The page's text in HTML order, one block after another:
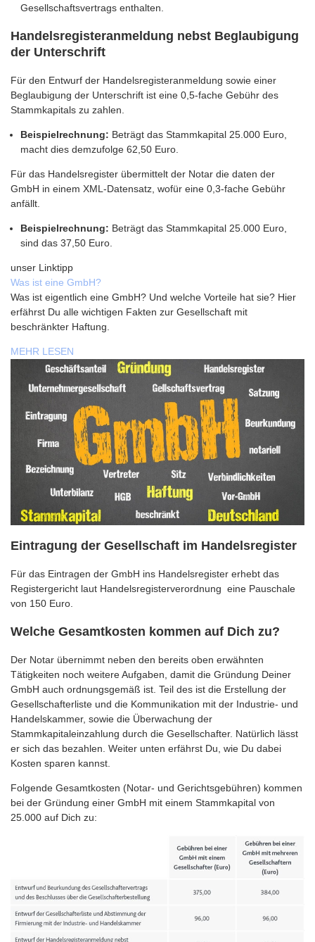
Gesellschaftsvertrags enthalten.
Handelsregisteranmeldung nebst Beglaubigung
der Unterschrift
Für den Entwurf der Handelsregisteranmeldung sowie einer
Beglaubigung der Unterschrift ist eine 0,5-fache Gebühr des
Stammkapitals zu zahlen.
Beispielrechnung: Beträgt das Stammkapital 25.000 Euro,
macht dies demzufolge 62,50 Euro.
Für das Handelsregister übermittelt der Notar die daten der
GmbH in einem XML-Datensatz, wofür eine 0,3-fache Gebühr
anfällt.
Beispielrechnung: Beträgt das Stammkapital 25.000 Euro,
sind das 37,50 Euro.
unser Linktipp
Was ist eine GmbH?
Was ist eigentlich eine GmbH? Und welche Vorteile hat sie? Hier
erfährst Du alle wichtigen Fakten zur Gesellschaft mit
beschränkter Haftung.
MEHR LESEN
Eintragung der Gesellschaft im Handelsregister
Für das Eintragen der GmbH ins Handelsregister erhebt das
Registergericht laut Handelsregisterverordnung eine Pauschale
von 150 Euro.
Welche Gesamtkosten kommen auf Dich zu?
Der Notar übernimmt neben den bereits oben erwähnten
Tätigkeiten noch weitere Aufgaben, damit die Gründung Deiner
GmbH auch ordnungsgemäß ist. Teil des ist die Erstellung der
Gesellschafterliste und die Kommunikation mit der Industrie- und
Handelskammer, sowie die Überwachung der
Stammkapitaleinzahlung durch die Gesellschafter. Natürlich lässt
er sich das bezahlen. Weiter unten erfährst Du, wie Du dabei
Kosten sparen kannst.
Folgende Gesamtkosten (Notar- und Gerichtsgebühren) kommen
bei der Gründung einer GmbH mit einem Stammkapital von
25.000 auf Dich zu: